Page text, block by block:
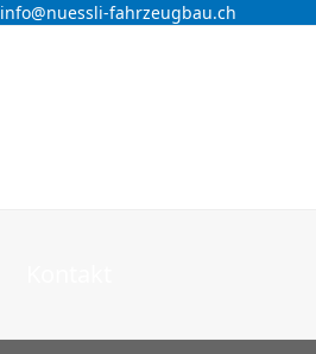
info@nuessli-fahrzeugbau.ch